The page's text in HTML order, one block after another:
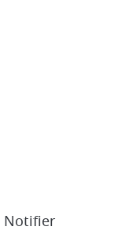
Notifier